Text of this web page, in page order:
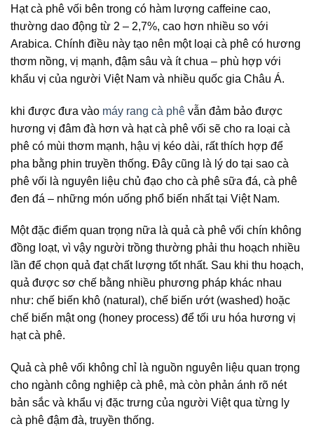
Hạt cà phê vối bên trong có hàm lượng caffeine cao,
thường dao động từ 2 – 2,7%, cao hơn nhiều so với
Arabica. Chính điều này tạo nên một loại cà phê có hương
thơm nồng, vị mạnh, đậm sâu và ít chua – phù hợp với
khẩu vị của người Việt Nam và nhiều quốc gia Châu Á.
khi được đưa vào máy rang cà phê vẫn đảm bảo được
hương vị đâm đà hơn và hạt cà phê vối sẽ cho ra loại cà
phê có mùi thơm mạnh, hậu vị kéo dài, rất thích hợp để
pha bằng phin truyền thống. Đây cũng là lý do tại sao cà
phê vối là nguyên liệu chủ đạo cho cà phê sữa đá, cà phê
đen đá – những món uống phổ biến nhất tại Việt Nam.
Một đặc điểm quan trọng nữa là quả cà phê vối chín không
đồng loạt, vì vậy người trồng thường phải thu hoạch nhiều
lần để chọn quả đạt chất lượng tốt nhất. Sau khi thu hoạch,
quả được sơ chế bằng nhiều phương pháp khác nhau
như: chế biến khô (natural), chế biến ướt (washed) hoặc
chế biến mật ong (honey process) để tối ưu hóa hương vị
hạt cà phê.
Quả cà phê vối không chỉ là nguồn nguyên liệu quan trọng
cho ngành công nghiệp cà phê, mà còn phản ánh rõ nét
bản sắc và khẩu vị đặc trưng của người Việt qua từng ly
cà phê đậm đà, truyền thống.